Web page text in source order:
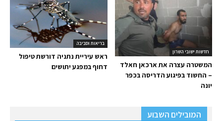
בריאות וסביבה
ראש עיריית נתניה דורשת טיפול
דחוף במפגע יתושים
חדשות ישובי השרון
המשטרה עצרה את ארכאן חאלד
– החשוד בפיגוע הדריסה בכפר
יונה
המובילים השבוע